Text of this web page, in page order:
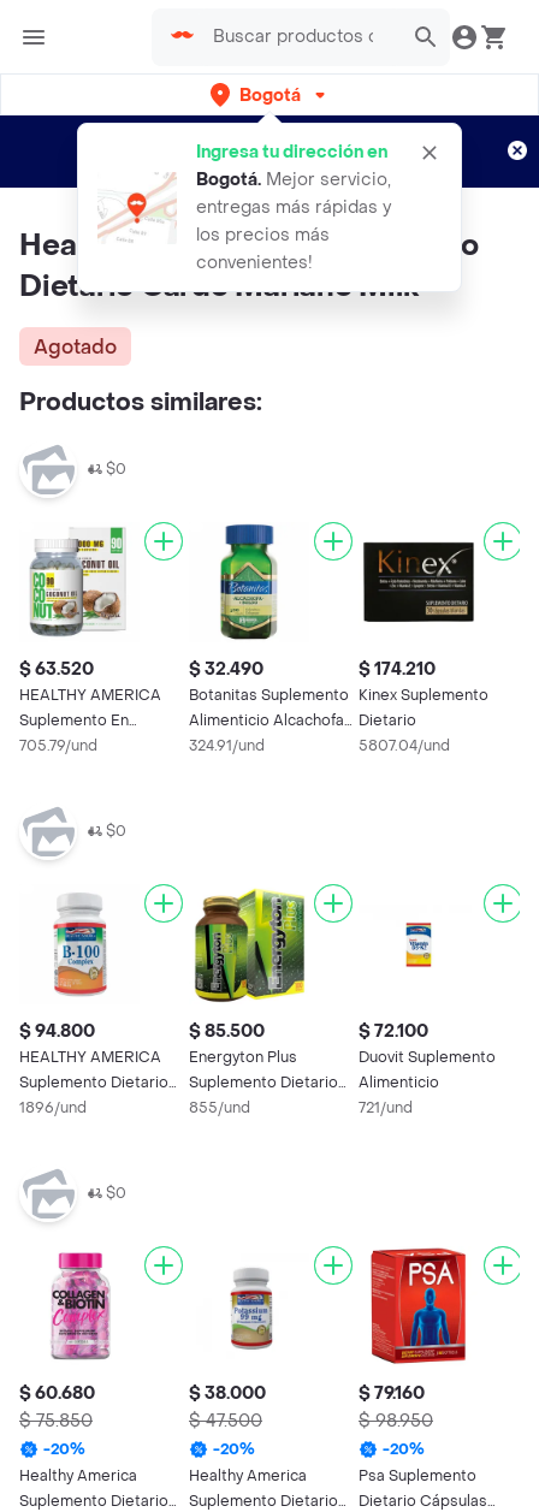
Bogotá
Ingresa tu dirección en
Bogotá. Mejor servicio,
entregas más rápidas y
los precios más
convenientes!
envíos gratis por semanas
Aplican TyC
Healthy de América Suplemento
Dietario Cardo Mariano Milk
Agotado
Productos similares:
$0
$ 63.520
HEALTHY AMERICA
Suplemento En
Capsulas De Aceite
705.79/und
$ 32.490
Botanitas Suplemento
Alimenticio Alcachofa
+ Boldo
324.91/und
$ 174.210
Kinex Suplemento
Dietario
5807.04/und
$0
$ 94.800
HEALTHY AMERICA
Suplemento Dietario
B100 Complex
1896/und
$ 85.500
Energyton Plus
Suplemento Dietario
Cápsulas Blandas
855/und
$ 72.100
Duovit Suplemento
Alimenticio
721/und
$0
$ 60.680
$ 75.850
-20%
Healthy America
Suplemento Dietario
$ 38.000
$ 47.500
-20%
Healthy America
Suplemento Dietario
$ 79.160
$ 98.950
-20%
Psa Suplemento
Dietario Cápsulas